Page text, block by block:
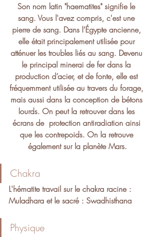
Son nom latin "haematites" signifie le
sang. Vous l'avez compris, c'est une
pierre de sang. Dans l’Égypte ancienne,
elle était principalement utilisée pour
atténuer les troubles liés au sang. Devenu
le principal minerai de fer dans la
production d’acier, et de fonte, elle est
fréquemment utilisée au travers du forage,
mais aussi dans la conception de bétons
lourds. On peut la retrouver dans les
écrans de  protection antiradiation ainsi
que les contrepoids. On la retrouve
également sur la planète Mars.
Chakra
L'hématite travail sur le chakra racine :
Muladhara et le sacré : Swadhisthana
Physique